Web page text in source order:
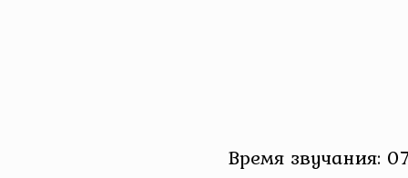
Время звучания: